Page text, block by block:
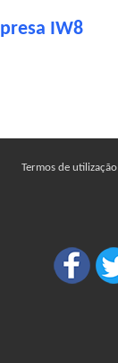
IW8
Termos de utilização